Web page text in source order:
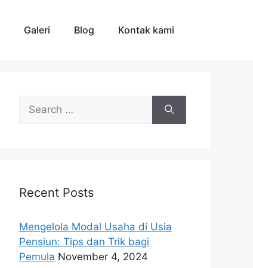
Galeri Blog Kontak kami
Search
for:
Recent Posts
Mengelola Modal Usaha di Usia
Pensiun: Tips dan Trik bagi
Pemula November 4, 2024